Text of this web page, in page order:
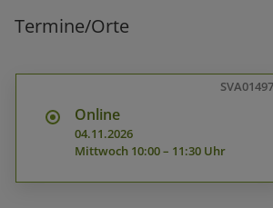
Termine/Orte
Online
04.11.2026
Mittwoch
10:00 – 11:30 Uhr